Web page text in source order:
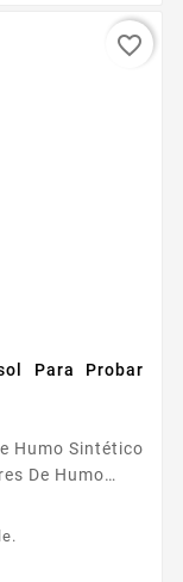
Para Probar
Humo Sintético
De Humo
por prueba de
Es 100
favorite_border